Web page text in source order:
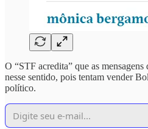
O “STF acredita” que as
nesse sentido, pois tentam vender
político.